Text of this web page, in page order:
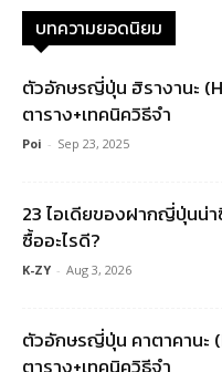
บทความยอดนิยม
ตัวอักษรญี่ปุ่น ฮิรางานะ
ตาราง+เทคนิควิธีจำ
Poi - Sep 23, 2025
23 ไอเดียของฝากญี่ปุ่นน่
ซื้ออะไรดี?
K-ZY - Aug 3, 2026
ตัวอักษรญี่ปุ่น คาตาคานะ
ตาราง+เทคนิควิธีจำ